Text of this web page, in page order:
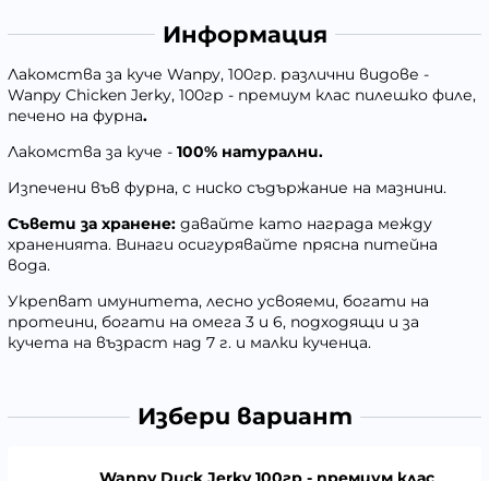
Информация
Лакомства за куче Wanpy, 100гр. различни видове -
Wanpy Chicken Jerky, 100гр - премиум клас пилешко филе,
печено на фурна.
Лакомства за куче - 100% натурални.
Изпечени във фурна, с ниско съдържание на мазнини.
Съвети за хранене: давайте като награда между
храненията. Винаги осигурявайте прясна питейна
вода.
Укрепват имунитета, лесно усвояеми, богати на
протеини, богати на омега 3 и 6, подходящи и за
кучета на възраст над 7 г. и малки кученца.
Избери вариант